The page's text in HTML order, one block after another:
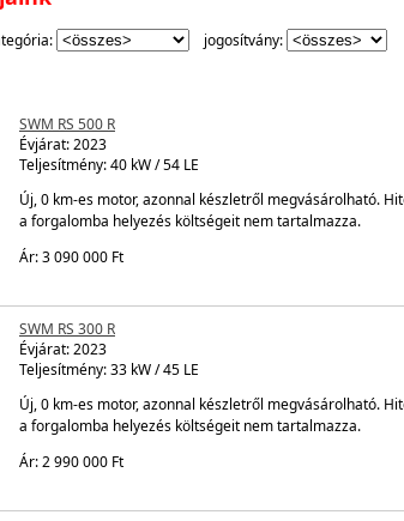
jogosítvány:
SWM RS 500 R
Évjárat:2023
Teljesítmény: 40 kW / 54 LE
Új, 0 km-es motor, azonnal készletről megvásárolható.
a forgalomba helyezés költségeit nem tartalmazza.
Ár: 3 090 000 Ft
SWM RS 300 R
Évjárat:2023
Teljesítmény: 33 kW / 45 LE
Új, 0 km-es motor, azonnal készletről megvásárolható.
a forgalomba helyezés költségeit nem tartalmazza.
Ár: 2 990 000 Ft